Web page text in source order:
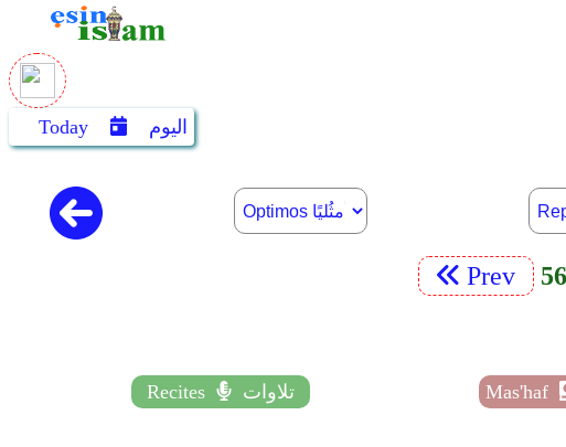
Today اليوم
Prev
Recites تلاوات Mas'haf